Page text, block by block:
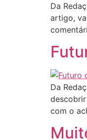
Da
artigo,
Da
com o